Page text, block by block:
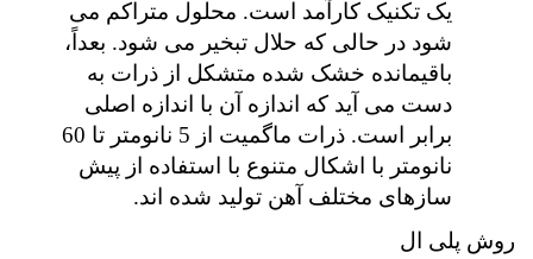
یک تکنیک کارآمد است. محلول متراکم می
شود در حالی که حلال تبخیر می شود. بعداً،
باقیمانده خشک شده متشکل از ذرات به
دست می آید که اندازه آن با اندازه اصلی
برابر است. ذرات ماگمیت از 5 نانومتر تا 60
نانومتر با اشکال متنوع با استفاده از پیش
سازهای مختلف آهن تولید شده اند.
روش پلی ال